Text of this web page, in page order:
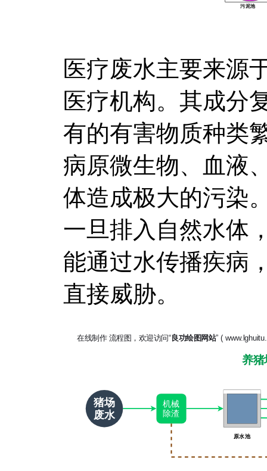
医疗废水主要来源
医疗机构。其成分
有的有害物质种类
病原微生物、血液
体造成极大的污染
一旦排入自然水体
能通过水传播疾病
直接威胁。